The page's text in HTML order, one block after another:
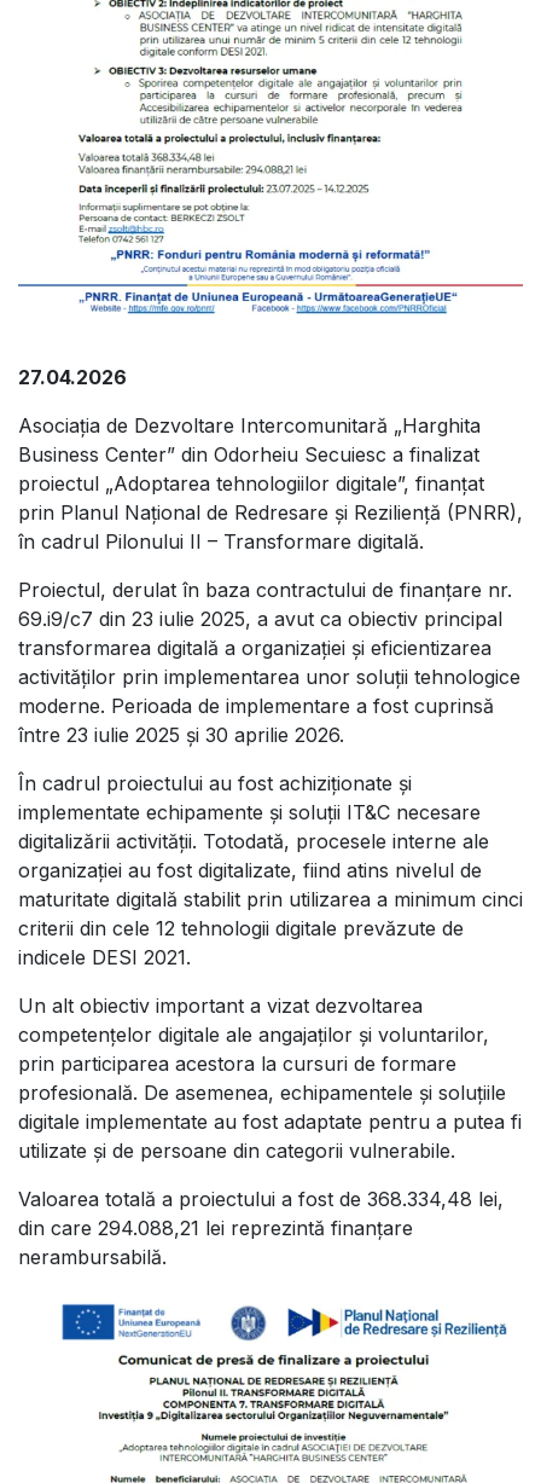
27.04.2026
Asociația de Dezvoltare Intercomunitară „Harghita
Business Center” din Odorheiu Secuiesc a finalizat
proiectul „Adoptarea tehnologiilor digitale”, finanțat
prin Planul Național de Redresare și Reziliență (PNRR),
în cadrul Pilonului II – Transformare digitală.
Proiectul, derulat în baza contractului de finanțare nr.
69.i9/c7 din 23 iulie 2025, a avut ca obiectiv principal
transformarea digitală a organizației și eficientizarea
activităților prin implementarea unor soluții tehnologice
moderne. Perioada de implementare a fost cuprinsă
între 23 iulie 2025 și 30 aprilie 2026.
În cadrul proiectului au fost achiziționate și
implementate echipamente și soluții IT&C necesare
digitalizării activității. Totodată, procesele interne ale
organizației au fost digitalizate, fiind atins nivelul de
maturitate digitală stabilit prin utilizarea a minimum cinci
criterii din cele 12 tehnologii digitale prevăzute de
indicele DESI 2021.
Un alt obiectiv important a vizat dezvoltarea
competențelor digitale ale angajaților și voluntarilor,
prin participarea acestora la cursuri de formare
profesională. De asemenea, echipamentele și soluțiile
digitale implementate au fost adaptate pentru a putea fi
utilizate și de persoane din categorii vulnerabile.
Valoarea totală a proiectului a fost de 368.334,48 lei,
din care 294.088,21 lei reprezintă finanțare
nerambursabilă.